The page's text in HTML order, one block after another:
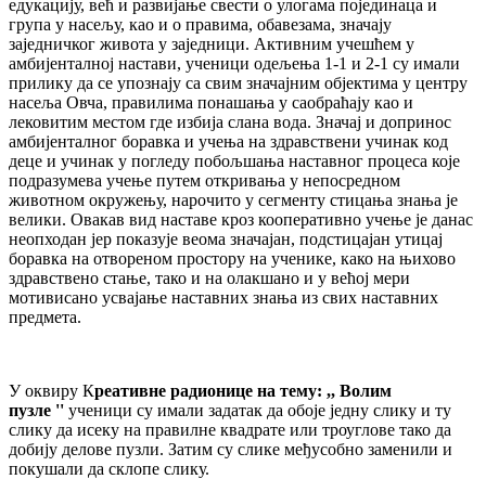
едукацију, већ и развијање свести о улогама појединаца и
група у насељу, као и о правима, обавезама, значају
заједничког живота у заједници. Активним учешћем у
амбијенталној настави, ученици одељења 1-1 и 2-1 су имали
прилику да се упознају са свим значајним објектима у центру
насеља Овча, правилима понашања у саобраћају као и
лековитим местом где избија слана вода. Значај и допринос
амбијенталног боравка и учења на здравствени учинак код
деце и учинак у погледу побољшања наставног процеса које
подразумева учење путем откривања у непосредном
животном окружењу, нарочито у сегменту стицања знања је
велики. Овакав вид наставе кроз кооперативно учење је данас
неопходан јер показује веома значајан, подстицајан утицај
боравка на отвореном простору на ученике, како на њихово
здравствено стање, тако и на олакшано и у већој мери
мотивисано усвајање наставних знања из свих наставних
предмета.
У оквиру Креативне радионице на тему: ,, Волим
пузле '' ученици су имали задатак да обоје једну слику и ту
слику да исеку на правилне квадрате или троуглове тако да
добију делове пузли. Затим су слике међусобно заменили и
покушали да склопе слику.